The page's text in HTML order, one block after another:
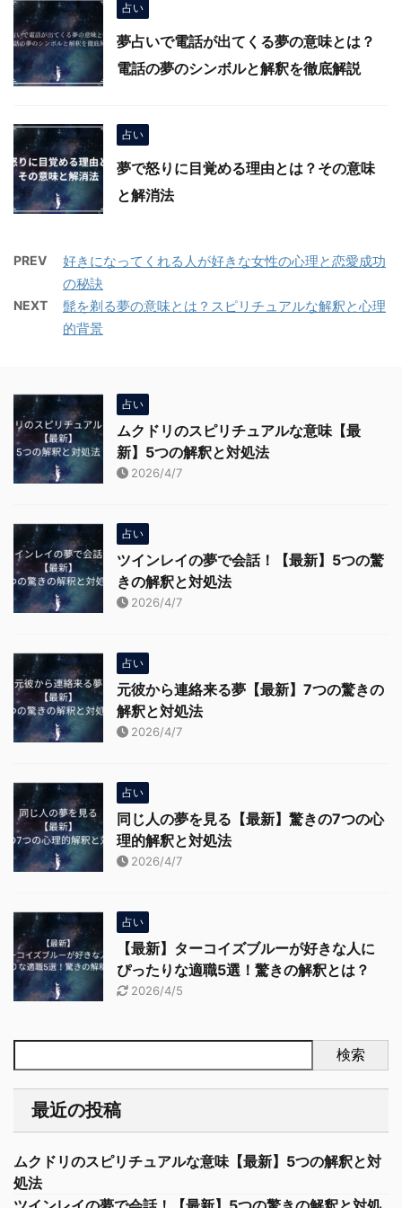
占い
夢占いで電話が出てくる夢の意味とは？
電話の夢のシンボルと解釈を徹底解説
占い
夢で怒りに目覚める理由とは？その意味
と解消法
PREV
好きになってくれる人が好きな女性の心理と恋愛成功
の秘訣
NEXT
髭を剃る夢の意味とは？スピリチュアルな解釈と心理
的背景
占い
ムクドリのスピリチュアルな意味【最
新】5つの解釈と対処法
2026/4/7
占い
ツインレイの夢で会話！【最新】5つの驚
きの解釈と対処法
2026/4/7
占い
元彼から連絡来る夢【最新】7つの驚きの
解釈と対処法
2026/4/7
占い
同じ人の夢を見る【最新】驚きの7つの心
理的解釈と対処法
2026/4/7
占い
【最新】ターコイズブルーが好きな人に
ぴったりな適職5選！驚きの解釈とは？
2026/4/5
検索
最近の投稿
ムクドリのスピリチュアルな意味【最新】5つの解釈と対
処法